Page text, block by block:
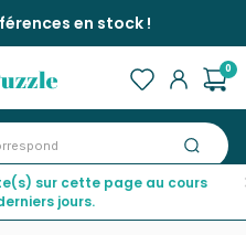
en stock !
0
sur cette page au cours
jours.